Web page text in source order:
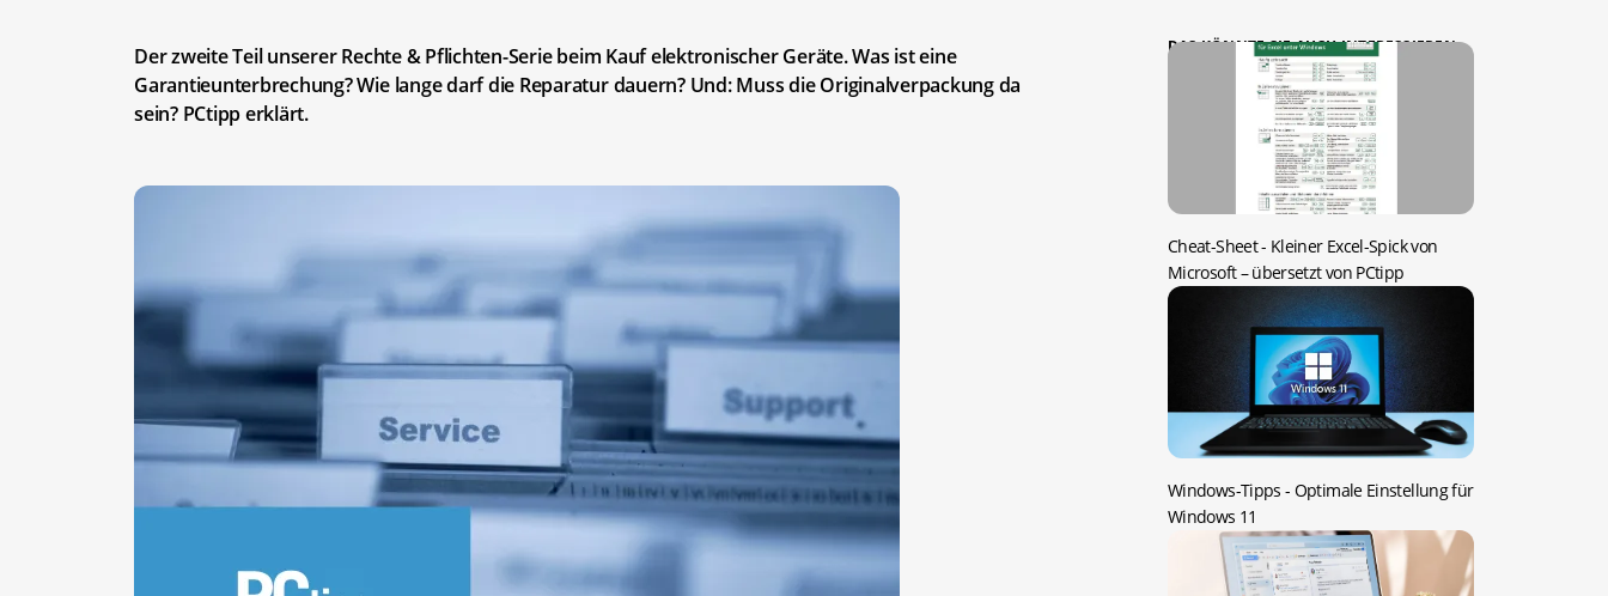
Der zweite Teil unserer Rechte & Pflichten-Serie beim Kauf elektronischer Geräte. Was ist eine
Garantieunterbrechung? Wie lange darf die Reparatur dauern? Und: Muss die Originalverpackung da
sein? PCtipp erklärt.
DAS KÖNNTE SIE AUCH INTERESSIEREN:
Cheat-Sheet - Kleiner Excel-Spick von
Microsoft – übersetzt von PCtipp
Windows-Tipps - Optimale Einstellung für
Windows 11